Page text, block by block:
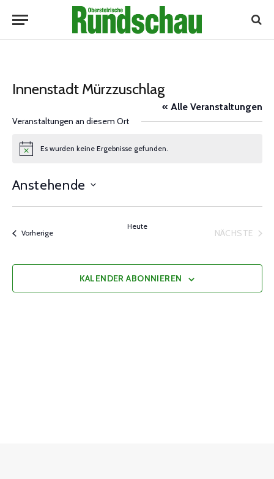
Innenstadt Mürzzuschlag
« Alle Veranstaltungen
Veranstaltungen an diesem Ort
Notice Es wurden keine Ergebnisse gefunden.
Anstehende
VorherigeVeranstaltungen
Heute
NÄCHSTE
KALENDER ABONNIEREN